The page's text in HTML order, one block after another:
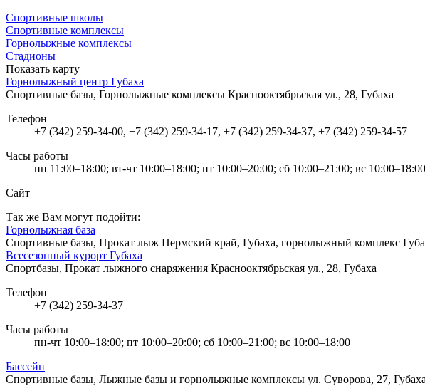
Спортивные школы
Спортивные комплексы
Горнолыжные комплексы
Стадионы
Показать карту
Горнолыжный центр Губаха
Спортивные базы, Горнолыжные комплексы Краснооктябрьская ул., 28, Губаха
Телефон
+7 (342) 259-34-00, +7 (342) 259-34-17, +7 (342) 259-34-37, +7 (342) 259-34-57
Часы работы
пн 11:00–18:00; вт-чт 10:00–18:00; пт 10:00–20:00; сб 10:00–21:00; вс 10:00–18:00
Сайт
Так же Вам могут подойти:
Горнолыжная база
Спортивные базы, Прокат лыж Пермский край, Губаха, горнолыжный комплекс
Всесезонный курорт Губаха
Спортбазы, Прокат лыжного снаряжения Краснооктябрьская ул., 28, Губаха
Телефон
+7 (342) 259-34-37
Часы работы
пн-чт 10:00–18:00; пт 10:00–20:00; сб 10:00–21:00; вс 10:00–18:00
Бассейн
Спортивные базы, Лыжные базы и горнолыжные комплексы ул. Суворова, 27, Губаха